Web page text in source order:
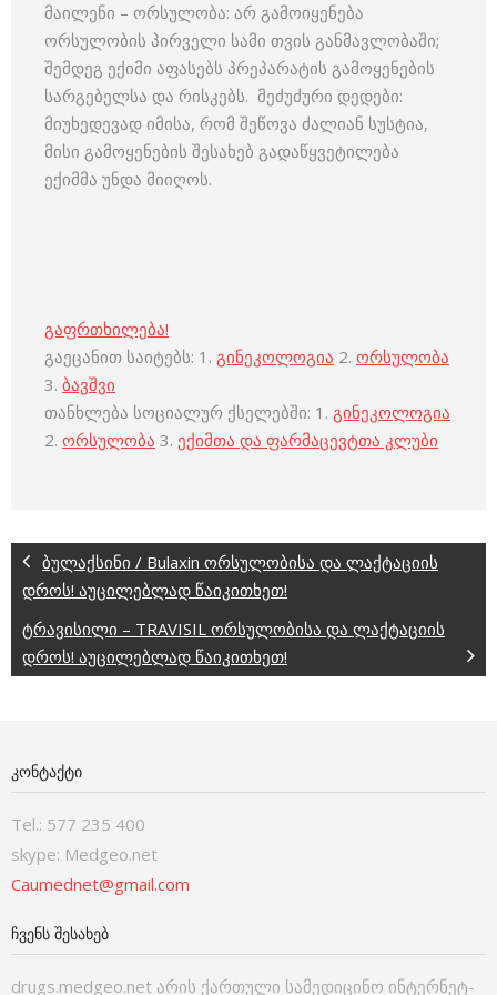
მაილენი – ორსულობა: არ გამოიყენება
ორსულობის პირველი სამი თვის განმავლობაში;
შემდეგ ექიმი აფასებს პრეპარატის გამოყენების
სარგებელსა და რისკებს. მეძუძური დედები:
მიუხედევად იმისა, რომ შეწოვა ძალიან სუსტია,
მისი გამოყენების შესახებ გადაწყვეტილება
ექიმმა უნდა მიიღოს.
გაფრთხილება!
გაეცანით საიტებს: 1. გინეკოლოგია 2. ორსულობა
3. ბავშვი
თანხლება სოციალურ ქსელებში: 1. გინეკოლოგია
2. ორსულობა 3. ექიმთა და ფარმაცევტთა კლუბი
ბულაქსინი / Bulaxin ორსულობისა და ლაქტაციის
დროს! აუცილებლად წაიკითხეთ!
ტრავისილი – TRAVISIL ორსულობისა და ლაქტაციის
დროს! აუცილებლად წაიკითხეთ!
ᲙᲝᲜᲢᲐᲥᲢᲘ
Tel.: 577 235 400
skype: Medgeo.net
Caumednet@gmail.com
ᲩᲕᲔᲜᲡ ᲨᲔᲡᲐᲮᲔᲑ
drugs.medgeo.net არის ქართული სამედიცინო ინტერნეტ-